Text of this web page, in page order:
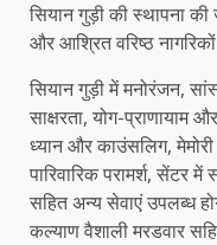
सियान गुड़ी की स्थापना
और आश्रित वरिष्ठ
सियान गुड़ी में मनोरंजन,
साक्षरता, योग-प्राणायाम
ध्यान और काउंसलिग,
पारिवारिक परामर्श, सेंटर
सहित अन्य सेवाएं उपलब्ध
कल्याण वैशाली मरडवार